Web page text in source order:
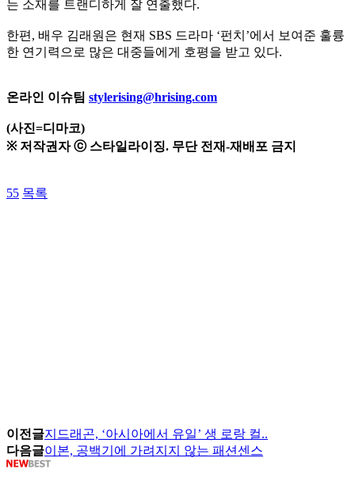
는 소재를 트랜디하게 잘 연출했다.
한편, 배우 김래원은 현재 SBS 드라마 ‘펀치’에서 보여준 훌륭
한 연기력으로 많은 대중들에게 호평을 받고 있다.
온라인 이슈팀 stylerising@hrising.com
(사진=디마코)
※ 저작권자 ⓒ 스타일라이징. 무단 전재-재배포 금지
55 목록
이전글지드래곤, ‘아시아에서 유일’ 생 로랑 컬..
다음글이본, 공백기에 가려지지 않는 패션센스